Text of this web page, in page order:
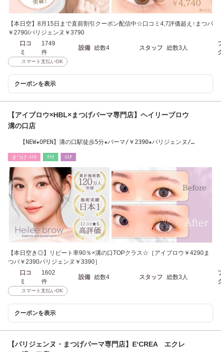
【本日空】8月15日まで直前割引クーポン配信中☆口コミ4,7評価超え↑まつパ
￥2790/パリジェンヌ￥3790
口コ
ミ
1749
件
設備 総数4 スタッフ 総数3人
スマート支払いOK
クーポンを表示
【アイブロウ×HBL×まつげパーマ専門店】ヘイリーブロウ
溝の口店
【NEW★OPEN】溝の口駅徒歩5分★パーマ/￥2390★パリジェンヌ/
まつげ･ﾒｲｸ ﾘﾗｸ ｴｽﾃ
【本日空き◎】リピート率90％×溝の口TOPクラス☆［アイブロウ￥4290ま
つパ￥2390パリジェンヌ￥3390］
口コ
ミ
1602
件
設備 総数4 スタッフ 総数3人
スマート支払いOK
クーポンを表示
【パリジェンヌ・まつげパーマ専門店】E‘CREA エクレ